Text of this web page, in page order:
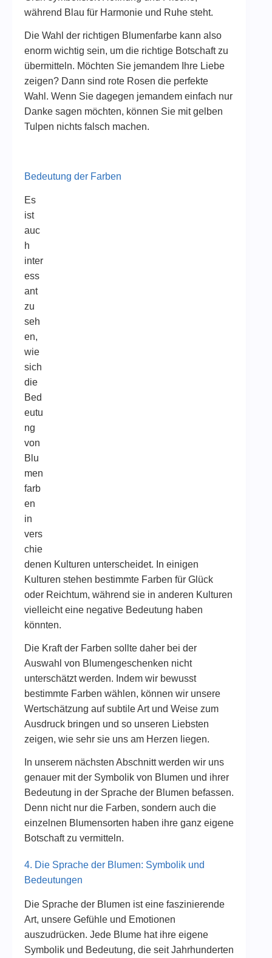
während Blau für Harmonie und Ruhe steht.
Die Wahl der richtigen Blumenfarbe kann also
enorm wichtig sein, um die richtige Botschaft zu
übermitteln. Möchten Sie jemandem Ihre Liebe
zeigen? Dann sind rote Rosen die perfekte
Wahl. Wenn Sie dagegen jemandem einfach nur
Danke sagen möchten, können Sie mit gelben
Tulpen nichts falsch machen.
Bedeutung der Farben
Es
ist
auc
h
inter
ess
ant
zu
seh
en,
wie
sich
die
Bed
eutu
ng
von
Blu
men
farb
en
in
vers
chie
denen Kulturen unterscheidet. In einigen
Kulturen stehen bestimmte Farben für Glück
oder Reichtum, während sie in anderen Kulturen
vielleicht eine negative Bedeutung haben
könnten.
Die Kraft der Farben sollte daher bei der
Auswahl von Blumengeschenken nicht
unterschätzt werden. Indem wir bewusst
bestimmte Farben wählen, können wir unsere
Wertschätzung auf subtile Art und Weise zum
Ausdruck bringen und so unseren Liebsten
zeigen, wie sehr sie uns am Herzen liegen.
In unserem nächsten Abschnitt werden wir uns
genauer mit der Symbolik von Blumen und ihrer
Bedeutung in der Sprache der Blumen befassen.
Denn nicht nur die Farben, sondern auch die
einzelnen Blumensorten haben ihre ganz eigene
Botschaft zu vermitteln.
4. Die Sprache der Blumen: Symbolik und
Bedeutungen
Die Sprache der Blumen ist eine faszinierende
Art, unsere Gefühle und Emotionen
auszudrücken. Jede Blume hat ihre eigene
Symbolik und Bedeutung, die seit Jahrhunderten